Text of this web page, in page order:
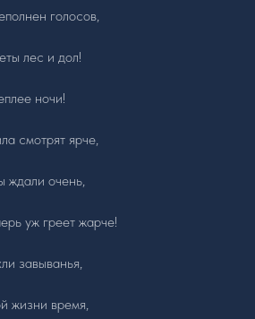
голосов,
лес и дол!
ночи!
смотрят ярче,
ждали очень,
уж греет жарче!
завыванья,
жизни время,